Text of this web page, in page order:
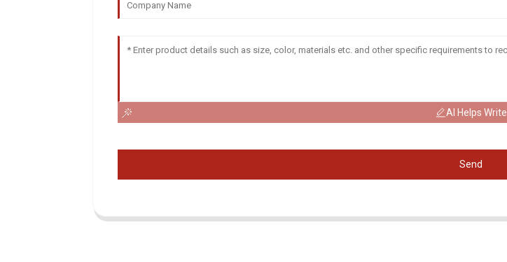
AI Helps Write
Send